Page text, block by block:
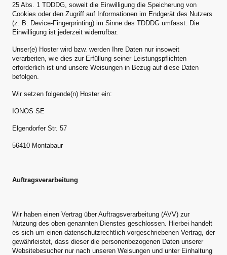
25 Abs. 1 TDDDG, soweit die Einwilligung die Speicherung von
Cookies oder den Zugriff auf Informationen im Endgerät des Nutzers
(z. B. Device-Fingerprinting) im Sinne des TDDDG umfasst. Die
Einwilligung ist jederzeit widerrufbar.
Unser(e) Hoster wird bzw. werden Ihre Daten nur insoweit
verarbeiten, wie dies zur Erfüllung seiner Leistungspflichten
erforderlich ist und unsere Weisungen in Bezug auf diese Daten
befolgen.
Wir setzen folgende(n) Hoster ein:
IONOS SE
Elgendorfer Str. 57
56410 Montabaur
Auftragsverarbeitung
Wir haben einen Vertrag über Auftragsverarbeitung (AVV) zur
Nutzung des oben genannten Dienstes geschlossen. Hierbei handelt
es sich um einen datenschutzrechtlich vorgeschriebenen Vertrag, der
gewährleistet, dass dieser die personenbezogenen Daten unserer
Websitebesucher nur nach unseren Weisungen und unter Einhaltung